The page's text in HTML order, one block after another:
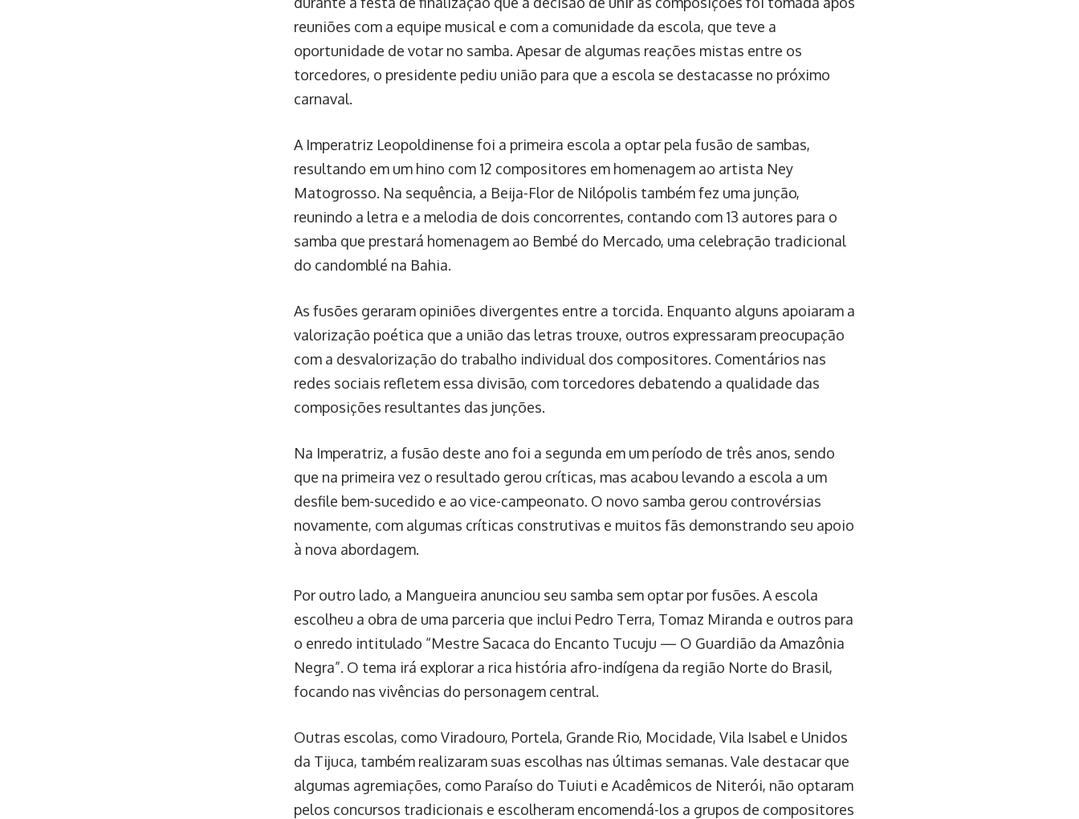
reuniões com a equipe musical e com a comunidade da escola, que teve a
oportunidade de votar no samba. Apesar de algumas reações mistas entre os
torcedores, o presidente pediu união para que a escola se destacasse no próximo
carnaval.
A Imperatriz Leopoldinense foi a primeira escola a optar pela fusão de sambas,
resultando em um hino com 12 compositores em homenagem ao artista Ney
Matogrosso. Na sequência, a Beija-Flor de Nilópolis também fez uma junção,
reunindo a letra e a melodia de dois concorrentes, contando com 13 autores para o
samba que prestará homenagem ao Bembé do Mercado, uma celebração tradicional
do candomblé na Bahia.
As fusões geraram opiniões divergentes entre a torcida. Enquanto alguns apoiaram a
valorização poética que a união das letras trouxe, outros expressaram preocupação
com a desvalorização do trabalho individual dos compositores. Comentários nas
redes sociais refletem essa divisão, com torcedores debatendo a qualidade das
composições resultantes das junções.
Na Imperatriz, a fusão deste ano foi a segunda em um período de três anos, sendo
que na primeira vez o resultado gerou críticas, mas acabou levando a escola a um
desfile bem-sucedido e ao vice-campeonato. O novo samba gerou controvérsias
novamente, com algumas críticas construtivas e muitos fãs demonstrando seu apoio
à nova abordagem.
Por outro lado, a Mangueira anunciou seu samba sem optar por fusões. A escola
escolheu a obra de uma parceria que inclui Pedro Terra, Tomaz Miranda e outros para
o enredo intitulado “Mestre Sacaca do Encanto Tucuju — O Guardião da Amazônia
Negra”. O tema irá explorar a rica história afro-indígena da região Norte do Brasil,
focando nas vivências do personagem central.
Outras escolas, como Viradouro, Portela, Grande Rio, Mocidade, Vila Isabel e Unidos
da Tijuca, também realizaram suas escolhas nas últimas semanas. Vale destacar que
algumas agremiações, como Paraíso do Tuiuti e Acadêmicos de Niterói, não optaram
pelos concursos tradicionais e escolheram encomendá-los a grupos de compositores